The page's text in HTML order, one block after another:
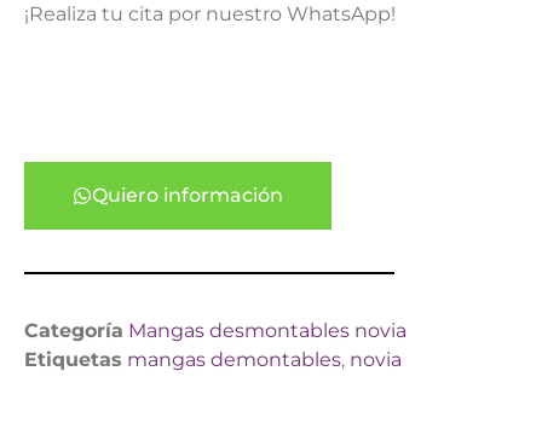
¡Realiza tu cita por nuestro WhatsApp!
Quiero información
Categoría Mangas desmontables novia
Etiquetas mangas demontables, novia